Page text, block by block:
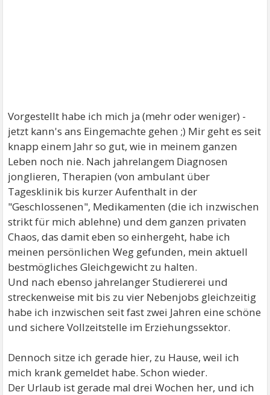
Vorgestellt habe ich mich ja (mehr oder weniger) -
jetzt kann's ans Eingemachte gehen ;) Mir geht es seit
knapp einem Jahr so gut, wie in meinem ganzen
Leben noch nie. Nach jahrelangem Diagnosen
jonglieren, Therapien (von ambulant über
Tagesklinik bis kurzer Aufenthalt in der
"Geschlossenen", Medikamenten (die ich inzwischen
strikt für mich ablehne) und dem ganzen privaten
Chaos, das damit eben so einhergeht, habe ich
meinen persönlichen Weg gefunden, mein aktuell
bestmögliches Gleichgewicht zu halten.
Und nach ebenso jahrelanger Studiererei und
streckenweise mit bis zu vier Nebenjobs gleichzeitig
habe ich inzwischen seit fast zwei Jahren eine schöne
und sichere Vollzeitstelle im Erziehungssektor.
Dennoch sitze ich gerade hier, zu Hause, weil ich
mich krank gemeldet habe. Schon wieder.
Der Urlaub ist gerade mal drei Wochen her, und ich